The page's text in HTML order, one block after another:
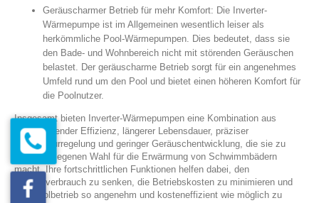
Geräuscharmer Betrieb für mehr Komfort: Die Inverter-
Wärmepumpe ist im Allgemeinen wesentlich leiser als
herkömmliche Pool-Wärmepumpen. Dies bedeutet, dass sie
den Bade- und Wohnbereich nicht mit störenden Geräuschen
belastet. Der geräuscharme Betrieb sorgt für ein angenehmes
Umfeld rund um den Pool und bietet einen höheren Komfort für
die Poolnutzer.
Insgesamt bieten Inverter-Wärmepumpen eine Kombination aus
herausragender Effizienz, längerer Lebensdauer, präziser
Temperaturregelung und geringer Geräuschentwicklung, die sie zu
einer überlegenen Wahl für die Erwärmung von Schwimmbädern
macht. Ihre fortschrittlichen Funktionen helfen dabei, den
Energieverbrauch zu senken, die Betriebskosten zu minimieren und
den Poolbetrieb so angenehm und kosteneffizient wie möglich zu